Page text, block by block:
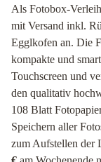
Als Fotobox-
mit Versand inkl.
Egglkofen an. Die
kompakte und
Touchscreen und
den qualitativ
108 Blatt
Speichern aller
zum Aufstellen der